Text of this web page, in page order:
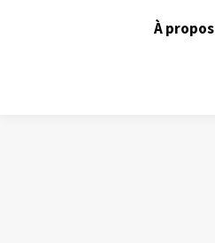
À propos